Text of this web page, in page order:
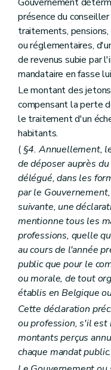
Art.
Art.
Chapitre III
Art.
Art.
Art.
Titre II
Chapitre
Art.
Art.
Art.
Art.
Chapitre III
Art.
Art.
Art.
Titre III
Chapitre
Art.
Art.
Art.
Art.
Art.
Art.
Art.
Titre IV
La
Chapitre
Art.
Livre II Les
Titre premier
Chapitre
présence du
traitements,
ou réglementaires,
de revenus subie par
mandataire en fasse
Le montant des
compensant la perte
le traitement d'un
habitants.
( §4. Annuellement,
de déposer auprès
délégué, dans les
par le
suivante, une
mentionne tous les
professions, quelle
au cours de l'année
public que pour le
ou morale, de tout
établis en Belgique
Cette déclaration
ou profession, s'il est
montants perçus
chaque mandat public.